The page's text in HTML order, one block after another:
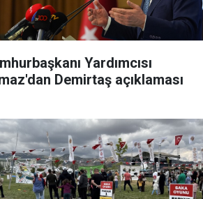
Yardımcısı
Demirtaş açıklaması